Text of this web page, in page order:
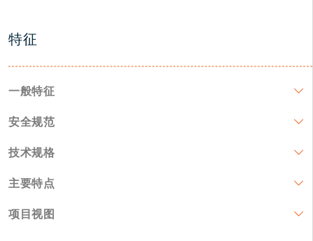
特征
一般特征
安全规范
技术规格
主要特点
项目视图